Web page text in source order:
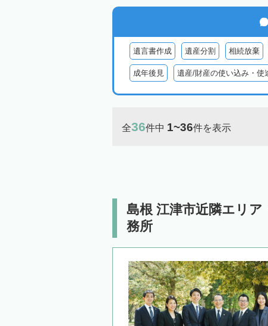
遺言書作成 遺産分割 相続放棄
成年後見 遺産/財産の使い込み・使
全36件中 1~36件を表示
島根 江津市近隣エリ
務所